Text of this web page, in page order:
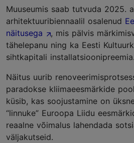
Muuseumis saab tutvuda 2025.
arhitektuuribiennaalil osalenud
näitusega
, mis pälvis
tähelepanu ning ka Eesti
sihtkapitali installatsioonipreemia.
Näitus uurib
paradokse kliimaeesmärkide
küsib, kas soojustamine on
“linnuke” Euroopa Liidu
reaalne võimalus lahendada
väljakutseid.